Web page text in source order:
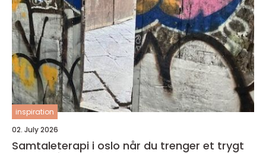
inspiration
02. July 2026
Samtaleterapi i oslo når du trenger et trygt